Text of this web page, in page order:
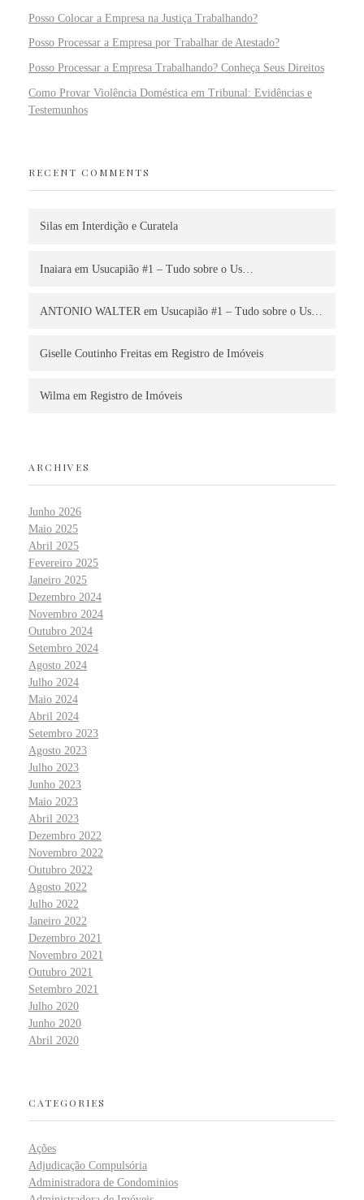
Posso Colocar a Empresa na Justiça Trabalhando?
Posso Processar a Empresa por Trabalhar de Atestado?
Posso Processar a Empresa Trabalhando? Conheça Seus Direitos
Como Provar Violência Doméstica em Tribunal: Evidências e
Testemunhos
RECENT COMMENTS
Silas em Interdição e Curatela
Inaiara em Usucapião #1 – Tudo sobre o Us…
ANTONIO WALTER em Usucapião #1 – Tudo sobre o Us…
Giselle Coutinho Freitas em Registro de Imóveis
Wilma em Registro de Imóveis
ARCHIVES
Junho 2026
Maio 2025
Abril 2025
Fevereiro 2025
Janeiro 2025
Dezembro 2024
Novembro 2024
Outubro 2024
Setembro 2024
Agosto 2024
Julho 2024
Maio 2024
Abril 2024
Setembro 2023
Agosto 2023
Julho 2023
Junho 2023
Maio 2023
Abril 2023
Dezembro 2022
Novembro 2022
Outubro 2022
Agosto 2022
Julho 2022
Janeiro 2022
Dezembro 2021
Novembro 2021
Outubro 2021
Setembro 2021
Julho 2020
Junho 2020
Abril 2020
CATEGORIES
Ações
Adjudicação Compulsória
Administradora de Condominios